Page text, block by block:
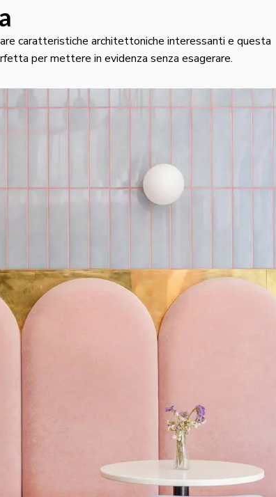
caratteristiche architettoniche interessanti e questa
per mettere in evidenza senza esagerare.